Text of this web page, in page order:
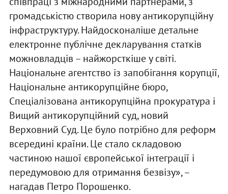
громадськістю створила нову антикорупційну
інфраструктуру. Найдосконаліше детальне
електронне публічне декларування статків
можновладців – найжорсткіше у світі.
Національне агентство із запобігання корупції,
Національне антикорупційне бюро,
Спеціалізована антикорупційна прокуратура і
Вищий антикорупційний суд, новий
Верховний Суд. Це було потрібно для реформ
всередині країни. Це стало складовою
частиною нашої європейської інтеграції і
передумовою для отримання безвізу», –
нагадав Петро Порошенко.